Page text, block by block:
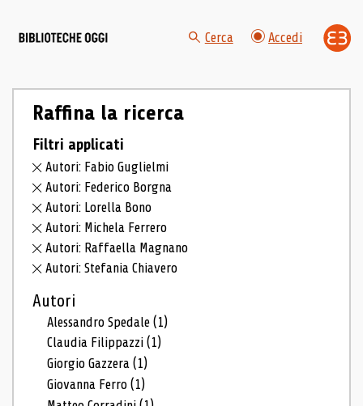
Cerca Accedi
Raffina la ricerca
Filtri applicati
Autori: Fabio Guglielmi
Autori: Federico Borgna
Autori: Lorella Bono
Autori: Michela Ferrero
Autori: Raffaella Magnano
Autori: Stefania Chiavero
Autori
Alessandro Spedale(1)
Claudia Filippazzi(1)
Giorgio Gazzera(1)
Giovanna Ferro(1)